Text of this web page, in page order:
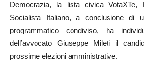
Democrazia, la lista civica VotaXTe,
Socialista Italiano, a conclusione di
programmatico condiviso, ha
dell’avvocato Giuseppe Mileti il
prossime elezioni amministrative.